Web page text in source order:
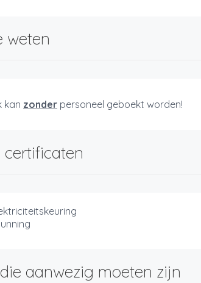
weten
kan zonder personeel geboekt worden!
certificaten
aanwezig moeten zijn